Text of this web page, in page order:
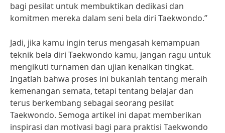
bagi pesilat untuk membuktikan dedikasi dan
komitmen mereka dalam seni bela diri Taekwondo.”
Jadi, jika kamu ingin terus mengasah kemampuan
teknik bela diri Taekwondo kamu, jangan ragu untuk
mengikuti turnamen dan ujian kenaikan tingkat.
Ingatlah bahwa proses ini bukanlah tentang meraih
kemenangan semata, tetapi tentang belajar dan
terus berkembang sebagai seorang pesilat
Taekwondo. Semoga artikel ini dapat memberikan
inspirasi dan motivasi bagi para praktisi Taekwondo